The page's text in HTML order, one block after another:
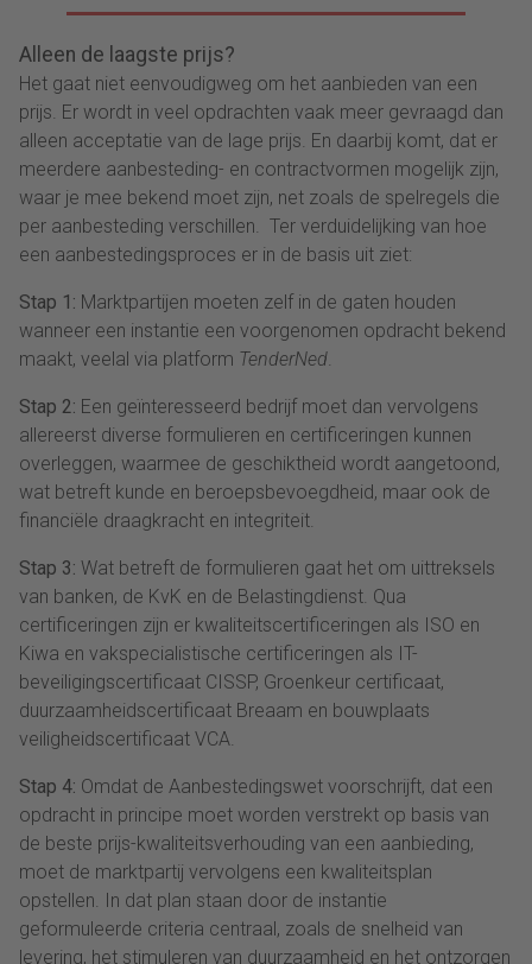
Alleen de laagste prijs?
Het gaat niet eenvoudigweg om het aanbieden van een
prijs. Er wordt in veel opdrachten vaak meer gevraagd dan
alleen acceptatie van de lage prijs. En daarbij komt, dat er
meerdere aanbesteding- en contractvormen mogelijk zijn,
waar je mee bekend moet zijn, net zoals de spelregels die
per aanbesteding verschillen. Ter verduidelijking van hoe
een aanbestedingsproces er in de basis uit ziet:
Stap 1: Marktpartijen moeten zelf in de gaten houden
wanneer een instantie een voorgenomen opdracht bekend
maakt, veelal via platform TenderNed
Stap 2: Een geïnteresseerd bedrijf moet dan vervolgens
allereerst diverse formulieren en certificeringen kunnen
overleggen, waarmee de geschiktheid wordt aangetoond,
wat betreft kunde en beroepsbevoegdheid, maar ook de
financiële draagkracht en integriteit.
Stap 3: Wat betreft de formulieren gaat het om uittreksels
van banken, de KvK en de Belastingdienst. Qua
certificeringen zijn er kwaliteitscertificeringen als ISO en
Kiwa en vakspecialistische certificeringen als IT-
beveiligingscertificaat CISSP, Groenkeur certificaat,
duurzaamheidscertificaat Breaam en bouwplaats
veiligheidscertificaat VCA.
Stap 4: Omdat de Aanbestedingswet voorschrijft, dat een
opdracht in principe moet worden verstrekt op basis van
de beste prijs-kwaliteitsverhouding van een aanbieding,
moet de marktpartij vervolgens een kwaliteitsplan
opstellen. In dat plan staan door de instantie
geformuleerde criteria centraal, zoals de snelheid van
levering, het stimuleren van duurzaamheid en het ontzorgen